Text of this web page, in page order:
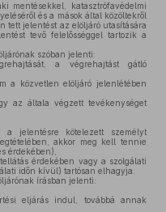
mentésekkel, katasztrófavédelmi
és a mások által közöltekről
tett jelentést az elöljáró utasítására
tevő felelősséggel tartozik a
szóban jelenti:
a végrehajtást gátló
a közvetlen elöljáró jelenlétében
az általa végzett tevékenységet
a jelentésre kötelezett személyt
akkor meg kell tennie
érdekében),
érdekében vagy a szolgálati
időn kívül) tartósan elhagyja.
írásban jelenti:
eljárás indul, továbbá annak